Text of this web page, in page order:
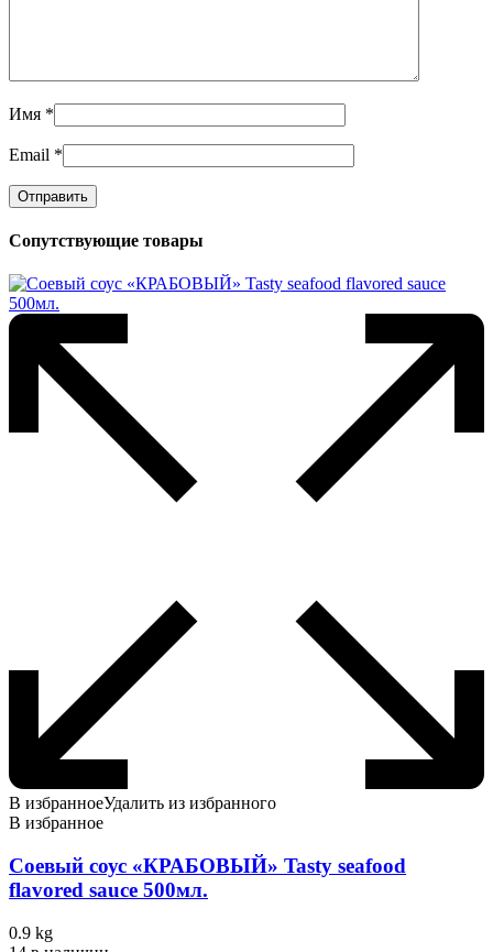
Имя *
Email *
Сопутствующие товары
В избранноеУдалить из избранного
В избранное
Соевый соус «КРАБОВЫЙ» Tasty seafood
flavored sauce 500мл.
0.9 kg